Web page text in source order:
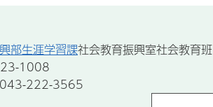
部生涯学習課社会教育振興室社会教育班
1008
043-222-3565